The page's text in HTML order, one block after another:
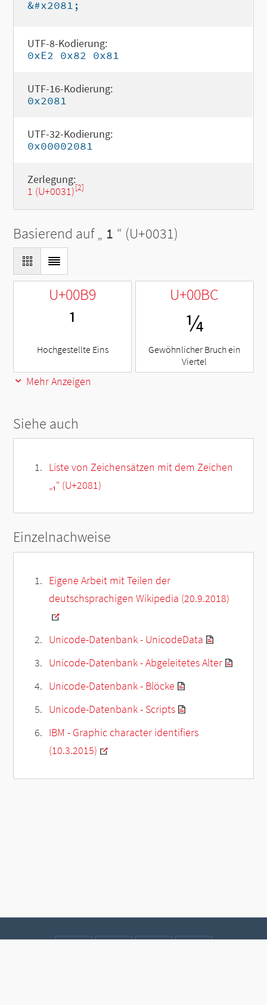
&#x2081;
UTF-8-Kodierung:
0xE2 0x82 0x81
UTF-16-Kodierung:
0x2081
UTF-32-Kodierung:
0x00002081
Zerlegung:
1 (U+0031)[2]
Basierend auf „ 1 “ (U+0031)
U+00B9
¹
Hochgestellte Eins
U+00BC
¼
Gewöhnlicher Bruch ein
Viertel
Mehr Anzeigen
Siehe auch
Liste von Zeichensätzen mit dem Zeichen
„₁“ (U+2081)
Einzelnachweise
Eigene Arbeit mit Teilen der
deutschsprachigen Wikipedia (20.9.2018)
Unicode-Datenbank - UnicodeData
Unicode-Datenbank - Abgeleitetes Alter
Unicode-Datenbank - Blöcke
Unicode-Datenbank - Scripts
IBM - Graphic character identifiers
(10.3.2015)